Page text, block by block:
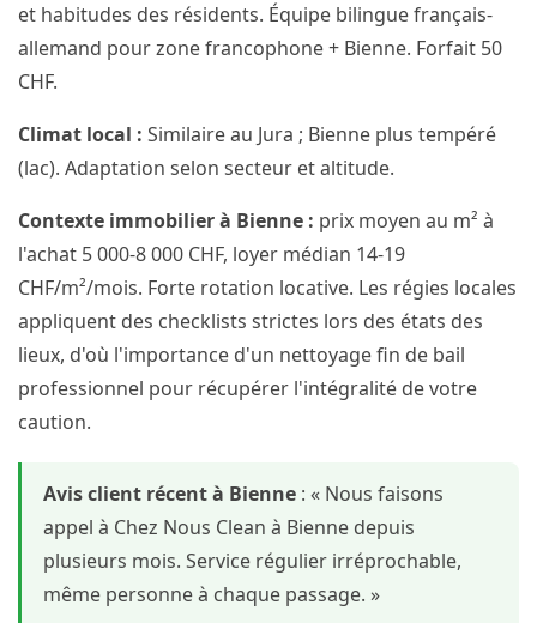
et habitudes des résidents. Équipe bilingue français-
allemand pour zone francophone + Bienne. Forfait 50
CHF.
Climat local : Similaire au Jura ; Bienne plus tempéré
(lac). Adaptation selon secteur et altitude.
Contexte immobilier à Bienne : prix moyen au m² à
l'achat 5 000-8 000 CHF, loyer médian 14-19
CHF/m²/mois. Forte rotation locative. Les régies locales
appliquent des checklists strictes lors des états des
lieux, d'où l'importance d'un nettoyage fin de bail
professionnel pour récupérer l'intégralité de votre
caution.
Avis client récent à Bienne : « Nous faisons
appel à Chez Nous Clean à Bienne depuis
plusieurs mois. Service régulier irréprochable,
même personne à chaque passage. »